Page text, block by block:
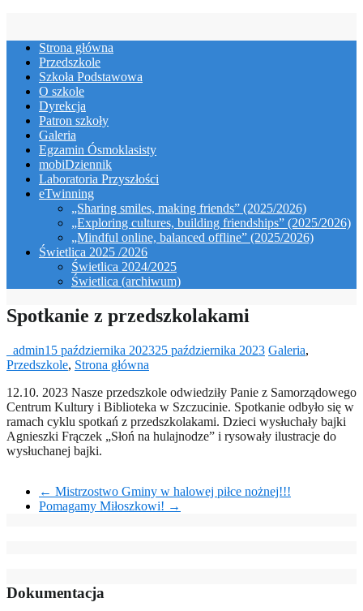
contentStrona główna
Przedszkole
Szkoła Podstawowa
O szkole
Dyrekcja
Patron szkoły
Galeria
Egzamin Ósmoklasisty
mobiDziennik
Laboratoria Przyszłości
eTwinning
„Sharing smiles, making friends” (2025/2026)
„Exploring cultures, building friendships” (2025/2026)
„Mindful online, balanced offline” (2025/2026)
Świetlica 2025 /2026
Świetlica 2024/2025
Świetlica (archiwum)
Spotkanie z przedszkolakami
_admin15 października 202325 października 2023 Galeria,
Przedszkole, Strona główna
12.10. 2023 Nasze przedszkole odwiedziły Panie z Samorządowego
Centrum Kultury i Biblioteka w Szczucinie. Spotkanie odbyło się w
ramach cyklu spotkań z przedszkolakami. Dzieci wysłuchały bajki
Agnieszki Frączek „Słoń na hulajnodze” i rysowały ilustracje do
wysłuchanej bajki.
← Mistrzostwo Gminy w halowej piłce nożnej!!!
Pomagamy Miłoszkowi! →
Dokumentacja